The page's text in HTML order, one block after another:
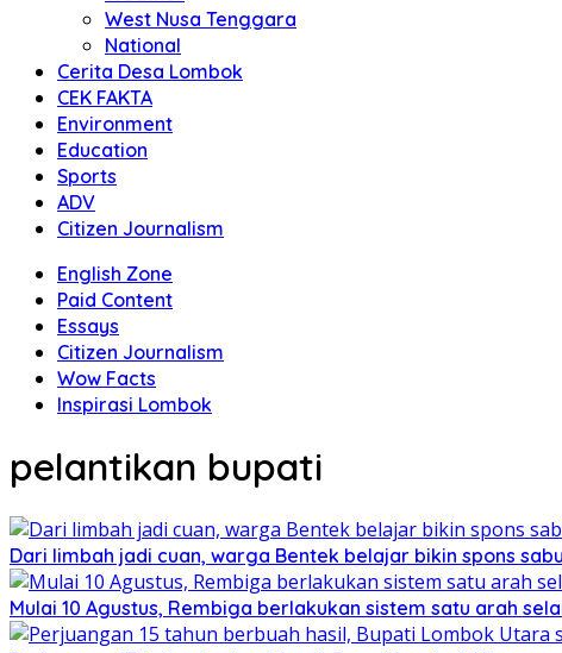
West Nusa Tenggara
National
Cerita Desa Lombok
CEK FAKTA
Environment
Education
Sports
ADV
Citizen Journalism
English Zone
Paid Content
Essays
Citizen Journalism
Wow Facts
Inspirasi Lombok
pelantikan bupati
Dari limbah jadi cuan, warga Bentek belajar bikin spons
Mulai 10 Agustus, Rembiga berlakukan sistem satu arah